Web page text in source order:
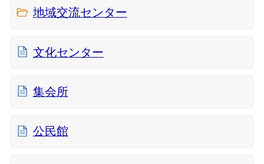
地域交流センター
文化センター
集会所
公民館